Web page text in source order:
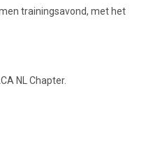
trainingsavond, met het
NL Chapter.